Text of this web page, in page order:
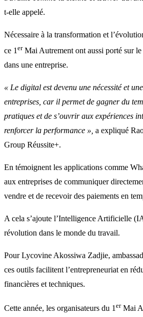
t-elle appelé.
Nécessaire à la transformation et
ce 1 erMai Autrement ont aussi porté sur
dans une entreprise.
« Le digital est devenu une nécessité et
entreprises, car il permet de gagner du
pratiques et de s’ouvrir aux expériences
renforcer la performance », a expliqué
Group Réussite+.
En témoignent les applications comme
aux entreprises de communiquer
vendre et de recevoir des paiements en
A cela s’ajoute l’Intelligence Artificielle
révolution dans le monde du travail.
Pour Lycovine Akossiwa Zadjie,
ces outils facilitent l’entrepreneuriat en
financières et techniques.
Cette année, les organisateurs du 1erMai